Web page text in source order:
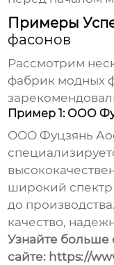
Примеры
фасонов
Рассмотрим
фабрик модных
Пример 1: ООО
ООО Фуцзянь
широкий спектр
до
качество,
Узнайте больше
сайте: https://